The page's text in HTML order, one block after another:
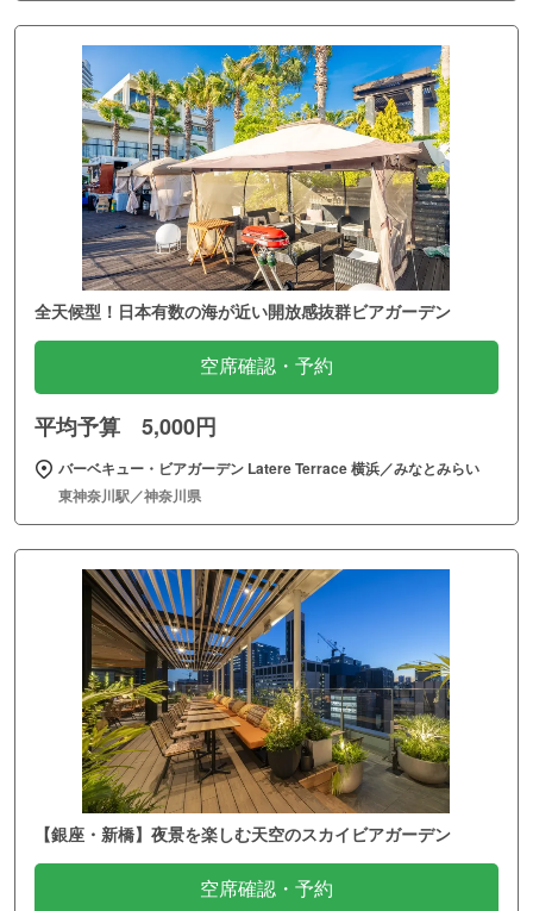
全天候型！日本有数の海が近い開放感抜群ビアガーデン
空席確認・予約
平均予算 5,000円
バーベキュー・ビアガーデン Latere Terrace 横浜／みなとみらい
東神奈川駅／神奈川県
【銀座・新橋】夜景を楽しむ天空のスカイビアガーデン
空席確認・予約